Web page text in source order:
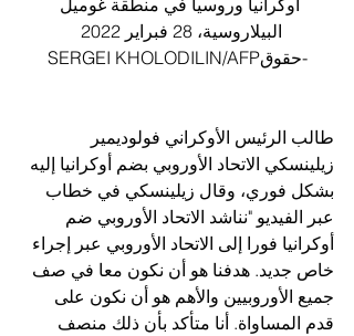
-حقوقSERGEI KHOLODILIN/AFP
طالب الرئيس الأوكراني فولوديمير
زيلينسكي الاتحاد الأوروبي بضم أوكرانيا إليه
بشكل فوري، وقال زيلينسكي في خطاب
عبر الفيديو "نناشد الاتحاد الأوروبي ضم
أوكرانيا فورا إلى الاتحاد الأوروبي عبر إجراء
خاص جديد. هدفنا هو أن نكون معا في صف
جميع الأوروبيين والأهم هو أن نكون على
قدم المساواة. أنا متأكد بأن ذلك منصف